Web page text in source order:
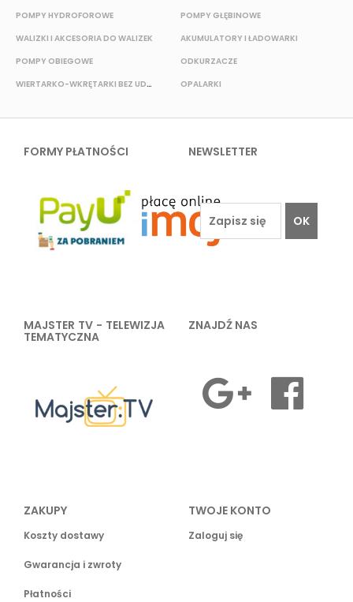
POMPY HYDROFOROWE
WALIZKI I AKCESORIA DO WALIZEK
POMPY OBIEGOWE
WIERTARKO-WKRĘTARKI BEZ UDAROWE
POMPY GŁĘBINOWE
AKUMULATORY I ŁADOWARKI
ODKURZACZE
OPALARKI
FORMY PŁATNOŚCI NEWSLETTER
OK
MAJSTER TV - TELEWIZJA
TEMATYCZNA
ZNAJDŹ NAS
ZAKUPY
Koszty dostawy
Gwarancja i zwroty
Płatności
TWOJE KONTO
Zaloguj się